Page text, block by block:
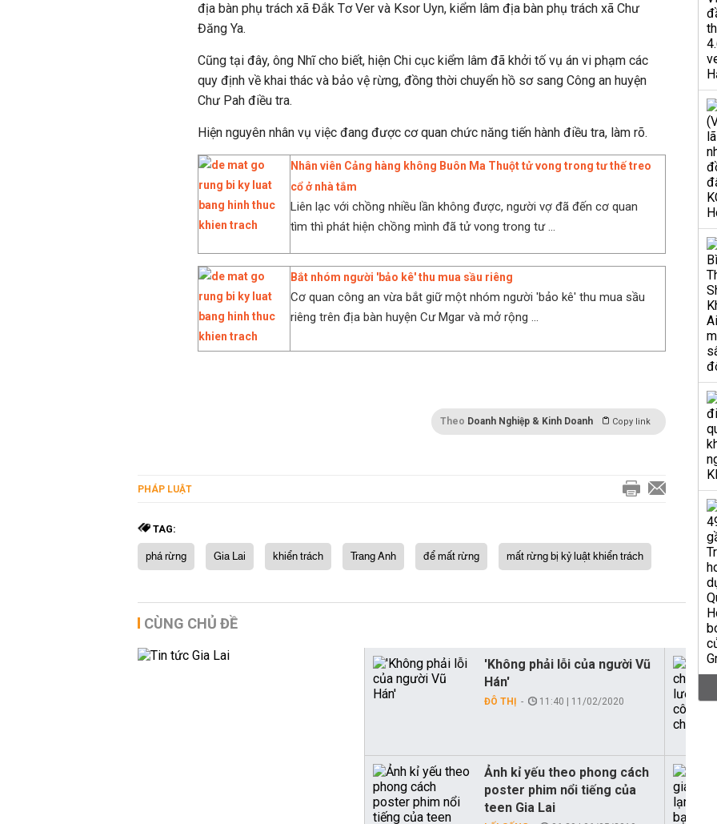
địa bàn phụ trách xã Đắk Tơ Ver và Ksor Uyn, kiểm lâm địa bàn phụ trách xã Chư
Đăng Ya.
Cũng tại đây, ông Nhĩ cho biết, hiện Chi cục kiểm lâm đã khởi tố vụ án vi phạm các
quy định về khai thác và bảo vệ rừng, đồng thời chuyển hồ sơ sang Công an huyện
Chư Pah điều tra.
Hiện nguyên nhân vụ việc đang được cơ quan chức năng tiến hành điều tra, làm rõ.
Nhân viên Cảng hàng không Buôn Ma Thuột tử vong trong tư thế treo
cổ ở nhà tắm
Liên lạc với chồng nhiều lần không được, người vợ đã đến cơ quan
tìm thì phát hiện chồng mình đã tử vong trong tư ...
Bắt nhóm người 'bảo kê' thu mua sầu riêng
Cơ quan công an vừa bắt giữ một nhóm người 'bảo kê' thu mua sầu
riêng trên địa bàn huyện Cư Mgar và mở rộng ...
Theo Doanh Nghiệp & Kinh Doanh Copy link
PHÁP LUẬT
TAG:
phá rừng Gia Lai khiển trách Trang Anh để mất rừng mất rừng bị kỷ luật khiển trách
CÙNG CHỦ ĐỀ
'Không phải lỗi của người Vũ
Hán'
ĐÔ THỊ 11:40 | 11/02/2020
Ảnh kỉ yếu theo phong cách
poster phim nổi tiếng của
teen Gia Lai